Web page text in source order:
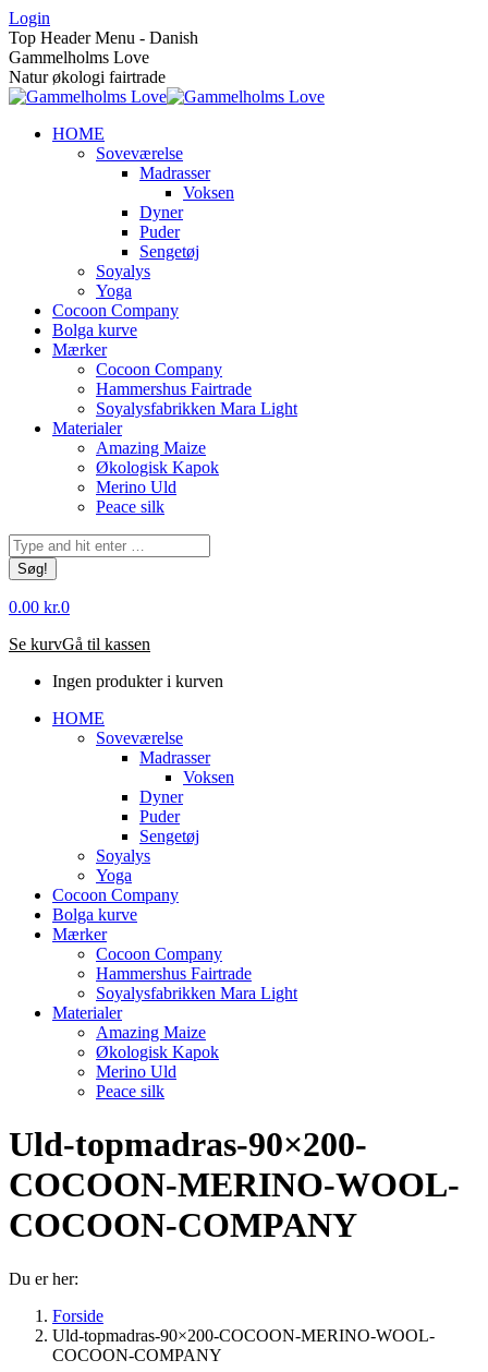
Skip
to
content
Login
Top Header Menu - Danish
Gammelholms Love
Natur økologi fairtrade
HOME
Soveværelse
Madrasser
Voksen
Dyner
Puder
Sengetøj
Soyalys
Yoga
Cocoon Company
Bolga kurve
Mærker
Cocoon Company
Hammershus Fairtrade
Soyalysfabrikken Mara Light
Materialer
Amazing Maize
Økologisk Kapok
Merino Uld
Peace silk
Søg:
0.00 kr.0
Se kurvGå til kassen
Ingen produkter i kurven
HOME
Soveværelse
Madrasser
Voksen
Dyner
Puder
Sengetøj
Soyalys
Yoga
Cocoon Company
Bolga kurve
Mærker
Cocoon Company
Hammershus Fairtrade
Soyalysfabrikken Mara Light
Materialer
Amazing Maize
Økologisk Kapok
Merino Uld
Peace silk
Uld-topmadras-90×200-
COCOON-MERINO-WOOL-
COCOON-COMPANY
Du er her:
Forside
Uld-topmadras-90×200-COCOON-MERINO-WOOL-
COCOON-COMPANY